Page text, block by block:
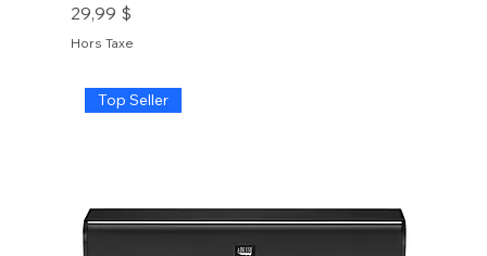
Prix
29,99 $
Hors Taxe
Top Seller